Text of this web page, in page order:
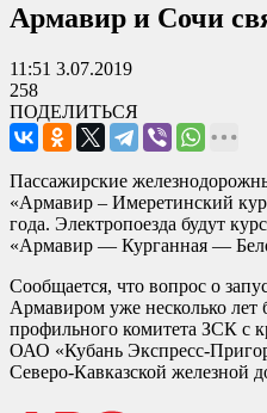
Армавир и Сочи
11:51 3.07.2019
258
ПОДЕЛИТЬСЯ
Пассажирские
«Армавир – Имеретинский
года. Электропоезда будут
«Армавир — Курганная —
Сообщается, что вопрос о
Армавиром уже несколько
профильного комитета ЗСК с
ОАО «Кубань Экспресс-
Северо-Кавказской железной